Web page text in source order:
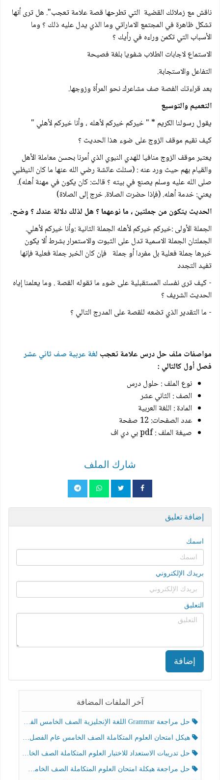
ناقش مع زملائك القضية التي تطرحها قصة علامة تعجب". هل ترى أنها
تشكل ظاهرة في المجتمع الاماراتي وما الذي يدل عليه ذلك ؟ وما
الأسباب التي تكمن وراءه في رأيك ؟
الاستماع لاجابات الطلاب شفويا بلغة فصيحة
التفاعل والاستجابة.
بعد قراءتك الفصة صف مشاعرك نحو المرأة وزوجها.
التعميم والتوسيع
يقول رسولنا الكريم * " خيركم خيركم لأهله ، وأنا خيركم لأهلي "
كيف نقيم موقف الزوج على ضوء هذا الحديث ؟
يعتبر موقف الزوج منافيا للهدي النبوي الذي أمرنا بحسن معاملة الأهل
والقيام بهم حيث ورد عنه : (سئلت عائشة رضي الله عنها ما كان النيظبي
صلى الله عليه وسلم يصنع في بيته ؟ قالت: كان يكون في مهنة أهله).
يعني: خدمة أهله. (فإذا حضرت الصلاة. خرج إلى الصلاة)
الحديث يتكون من جملتين ، ما نوعهما ؟ هل لذلك دلالة عندك ؟ وضح.
الجملة الأولى :خيركم خيركم لأهله الجملة الثانية :وأنا خيركم لأهلي.
الجملتان الجملة الاسمية تدل على الثبوت والاستمرار بشرط ألا يكون
خبرها جملة فعلية بل مفردا أو جملة فإن كان الخبر جملة فعلية فإنها
تفيد التجدد
- كيف ترى نفسك المستقبلية على ضوء ما تقوله القصة . وما يعلمنا إياه
الحديث الشريف ؟
- ما التقدير الذي تضعه للقصة على المدرج التالي ؟
مواصفات ملف حل درس علامة تعجب لغة عربية صف ثاني عشر
فصل أول كالتالي :
نوع الملف : حلول درس
الصف : الثاني عشر
المادة : اللغة العربية
عدد الصفحات: 12 صفحة
صيغة الملف : pdf بي دي اف
شارك الملف
إضافة تعليق
اسمك
بريدك الإلكتروني
التعليق
إضافة
آخر الملفات المضافة
حل مراجعة Grammar اللغة الإنجليزية الصف الخامس الفصل الثالث
هيكل امتحان العلوم المتكاملة الصف الخامس عام الفصل الدراسي الثالث 2025-2026
حل تدريبات الاستعداد للاختبار العلوم المتكاملة الصف الخامس عام الفصل الثالث
حل مراجعة هيكلة امتحان العلوم المتكاملة الصف الخامس انسبير الفصل الثالث